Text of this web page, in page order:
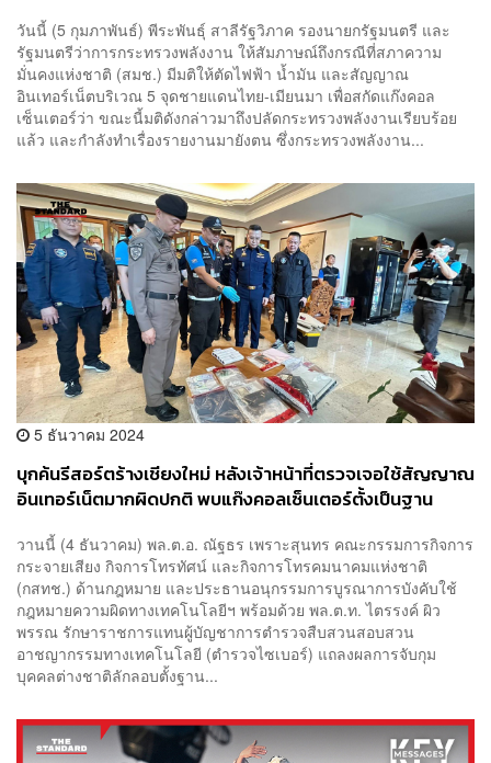
วันนี้ (5 กุมภาพันธ์) พีระพันธุ์ สาลีรัฐวิภาค รองนายกรัฐมนตรี และ
รัฐมนตรีว่าการกระทรวงพลังงาน ให้สัมภาษณ์ถึงกรณีที่สภาความ
มั่นคงแห่งชาติ (สมช.) มีมติให้ตัดไฟฟ้า น้ำมัน และสัญญาณ
อินเทอร์เน็ตบริเวณ 5 จุดชายแดนไทย-เมียนมา เพื่อสกัดแก๊งคอล
เซ็นเตอร์ว่า ขณะนี้มติดังกล่าวมาถึงปลัดกระทรวงพลังงานเรียบร้อย
แล้ว และกำลังทำเรื่องรายงานมายังตน ซึ่งกระทรวงพลังงาน...
5 ธันวาคม 2024
บุกค้นรีสอร์ตร้างเชียงใหม่ หลังเจ้าหน้าที่ตรวจเจอใช้สัญญาณ
อินเทอร์เน็ตมากผิดปกติ พบแก๊งคอลเซ็นเตอร์ตั้งเป็นฐาน
วานนี้ (4 ธันวาคม) พล.ต.อ. ณัฐธร เพราะสุนทร คณะกรรมการกิจการ
กระจายเสียง กิจการโทรทัศน์ และกิจการโทรคมนาคมแห่งชาติ
(กสทช.) ด้านกฎหมาย และประธานอนุกรรมการบูรณาการบังคับใช้
กฎหมายความผิดทางเทคโนโลยีฯ พร้อมด้วย พล.ต.ท. ไตรรงค์ ผิว
พรรณ รักษาราชการแทนผู้บัญชาการตำรวจสืบสวนสอบสวน
อาชญากรรมทางเทคโนโลยี (ตำรวจไซเบอร์) แถลงผลการจับกุม
บุคคลต่างชาติลักลอบตั้งฐาน...